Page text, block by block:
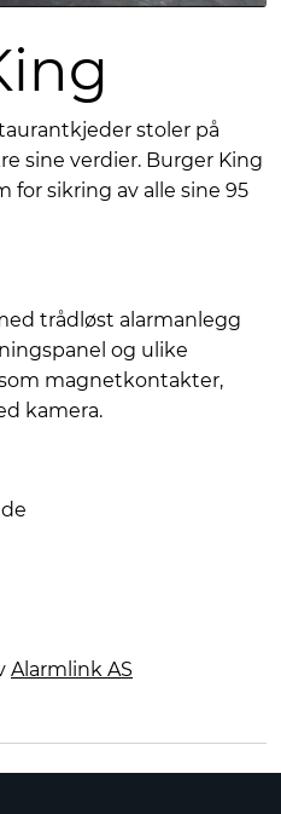
stoler på
sine verdier. Burger King
for sikring av alle sine 95
trådløst alarmanlegg
og ulike
magnetkontakter,
kamera.
Alarmlink AS